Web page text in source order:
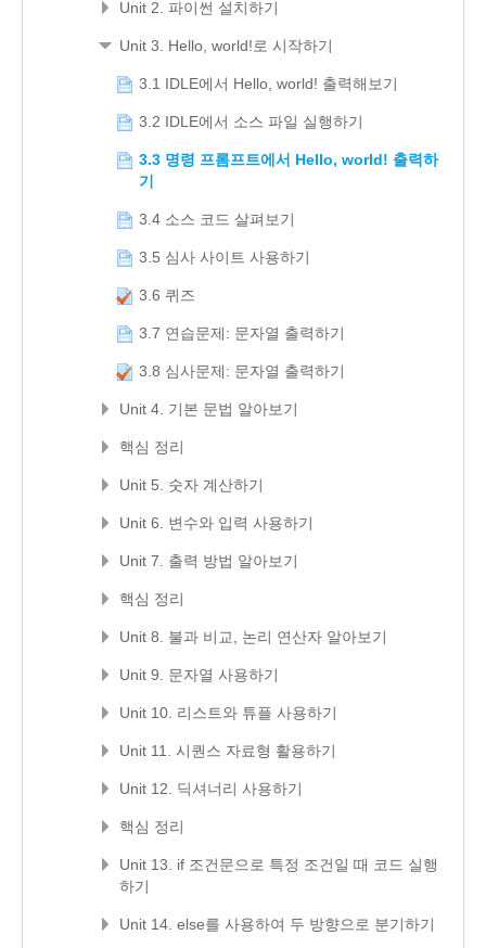
Unit 2. 파이썬 설치하기
Unit 3. Hello, world!로 시작하기
3.1 IDLE에서 Hello, world! 출력해보기
3.2 IDLE에서 소스 파일 실행하기
3.3 명령 프롬프트에서 Hello, world! 출력하
기
3.4 소스 코드 살펴보기
3.5 심사 사이트 사용하기
3.6 퀴즈
3.7 연습문제: 문자열 출력하기
3.8 심사문제: 문자열 출력하기
Unit 4. 기본 문법 알아보기
핵심 정리
Unit 5. 숫자 계산하기
Unit 6. 변수와 입력 사용하기
Unit 7. 출력 방법 알아보기
핵심 정리
Unit 8. 불과 비교, 논리 연산자 알아보기
Unit 9. 문자열 사용하기
Unit 10. 리스트와 튜플 사용하기
Unit 11. 시퀀스 자료형 활용하기
Unit 12. 딕셔너리 사용하기
핵심 정리
Unit 13. if 조건문으로 특정 조건일 때 코드 실행
하기
Unit 14. else를 사용하여 두 방향으로 분기하기